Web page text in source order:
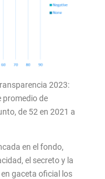
2023:​
promedio de
de 52 en 2021 a
en el fondo,
el secreto y la
gaceta oficial los